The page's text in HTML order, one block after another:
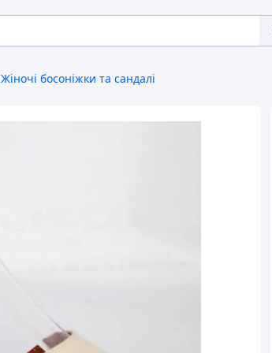
Жіночі босоніжки та сандалі